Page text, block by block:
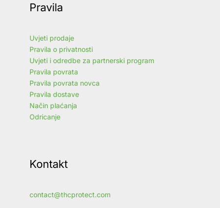
Pravila
Uvjeti prodaje
Pravila o privatnosti
Uvjeti i odredbe za partnerski program
Pravila povrata
Pravila povrata novca
Pravila dostave
Način plaćanja
Odricanje
Kontakt
contact@thcprotect.com